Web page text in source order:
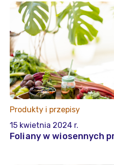
Produkty i przepisy
15 kwietnia 2024 r.
Foliany w wiosennych